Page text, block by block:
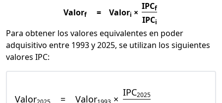
Valorf = Valori ×
IPCf
IPCi
Para obtener los valores equivalentes en poder
adquisitivo entre 1993 y 2025, se utilizan los siguientes
valores IPC:
Valor = Valor ×
IPC2025